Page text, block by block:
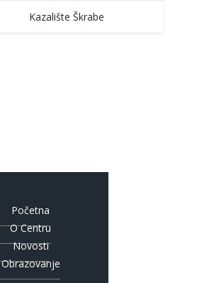
Kazalište Škrabe
Početna
O Centru
Novosti
Obrazovanje